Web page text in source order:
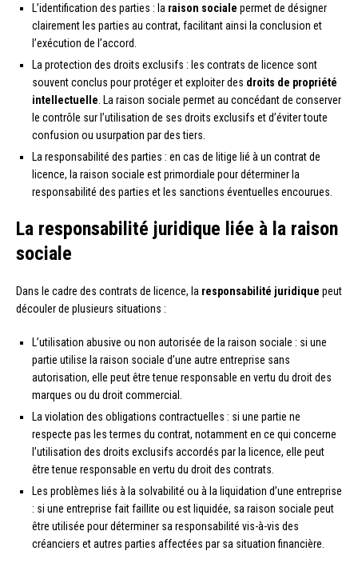
L’identification des parties : la raison sociale permet de désigner
clairement les parties au contrat, facilitant ainsi la conclusion et
l’exécution de l’accord.
La protection des droits exclusifs : les contrats de licence sont
souvent conclus pour protéger et exploiter des droits de propriété
intellectuelle . La raison sociale permet au concédant de conserver
le contrôle sur l’utilisation de ses droits exclusifs et d’éviter toute
confusion ou usurpation par des tiers.
La responsabilité des parties : en cas de litige lié à un contrat de
licence, la raison sociale est primordiale pour déterminer la
responsabilité des parties et les sanctions éventuelles encourues.
La responsabilité juridique liée à la raison
sociale
Dans le cadre des contrats de licence, la responsabilité juridique peut
découler de plusieurs situations :
L’utilisation abusive ou non autorisée de la raison sociale : si une
partie utilise la raison sociale d’une autre entreprise sans
autorisation, elle peut être tenue responsable en vertu du droit des
marques ou du droit commercial.
La violation des obligations contractuelles : si une partie ne
respecte pas les termes du contrat, notamment en ce qui concerne
l’utilisation des droits exclusifs accordés par la licence, elle peut
être tenue responsable en vertu du droit des contrats.
Les problèmes liés à la solvabilité ou à la liquidation d’une entreprise
: si une entreprise fait faillite ou est liquidée, sa raison sociale peut
être utilisée pour déterminer sa responsabilité vis-à-vis des
créanciers et autres parties affectées par sa situation financière.